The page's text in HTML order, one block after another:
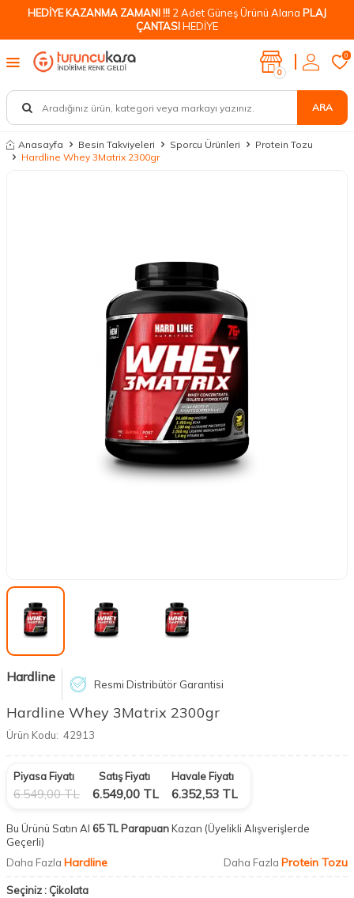
HEDİYE KAZANMA ZAMANI !!! 2 Adet Güneş Ürünü Alana PLAJ
ÇANTASIHEDİYE
ARA
0
0
Anasayfa Besin Takviyeleri Sporcu Ürünleri
Protein Tozu
Hardline Whey 3Matrix 2300gr
Hardline Resmi Distribütör Garantisi
Hardline Whey 3Matrix 2300gr
Ürün Kodu: 42913
Piyasa Fiyatı
6.549,00TL
Satış Fiyatı
6.549,00 TL
Havale Fiyatı
6.352,53 TL
Bu Ürünü Satın Al 65 TL ParapuanKazan (Üyelikli Alışverişlerde
Geçerli)
Daha Fazla Hardline Daha Fazla Protein Tozu
Seçiniz : Çikolata